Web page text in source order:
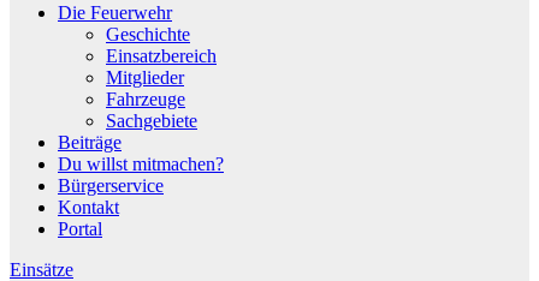
Die Feuerwehr
Geschichte
Einsatzbereich
Mitglieder
Fahrzeuge
Sachgebiete
Beiträge
Du willst mitmachen?
Bürgerservice
Kontakt
Portal
Einsätze